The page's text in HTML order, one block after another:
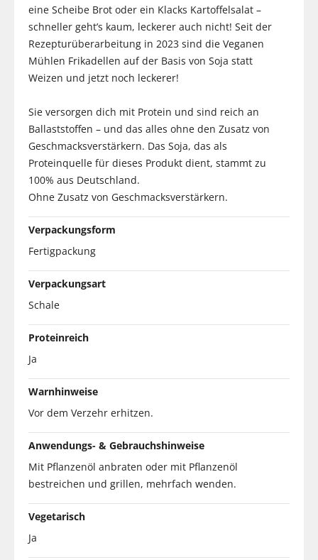
eine Scheibe Brot oder ein Klacks Kartoffelsalat –
schneller geht’s kaum, leckerer auch nicht! Seit der
Rezepturüberarbeitung in 2023 sind die Veganen
Mühlen Frikadellen auf der Basis von Soja statt
Weizen und jetzt noch leckerer!
Sie versorgen dich mit Protein und sind reich an
Ballaststoffen – und das alles ohne den Zusatz von
Geschmacksverstärkern. Das Soja, das als
Proteinquelle für dieses Produkt dient, stammt zu
100% aus Deutschland.
Ohne Zusatz von Geschmacksverstärkern.
Verpackungsform
Fertigpackung
Verpackungsart
Schale
Proteinreich
Ja
Warnhinweise
Vor dem Verzehr erhitzen.
Anwendungs- & Gebrauchshinweise
Mit Pflanzenöl anbraten oder mit Pflanzenöl
bestreichen und grillen, mehrfach wenden.
Vegetarisch
Ja